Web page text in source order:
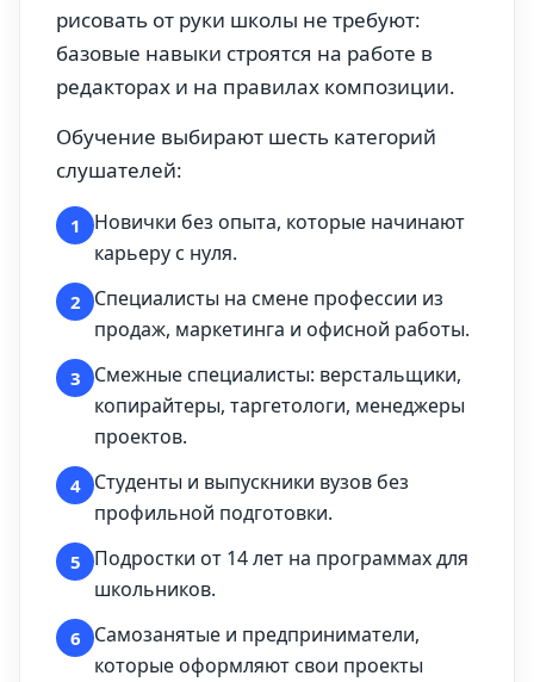
рисовать от руки школы не требуют:
базовые навыки строятся на работе в
редакторах и на правилах композиции.
Обучение выбирают шесть категорий
слушателей:
1
Новички без опыта, которые начинают
карьеру с нуля.
2
Специалисты на смене профессии из
продаж, маркетинга и офисной работы.
3
Смежные специалисты: верстальщики,
копирайтеры, таргетологи, менеджеры
проектов.
4
Студенты и выпускники вузов без
профильной подготовки.
5
Подростки от 14 лет на программах для
школьников.
6
Самозанятые и предприниматели,
которые оформляют свои проекты